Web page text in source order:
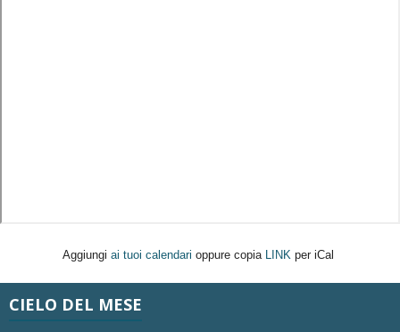
Aggiungi ai tuoi calendari oppure copia LINK per iCal
CIELO DEL MESE